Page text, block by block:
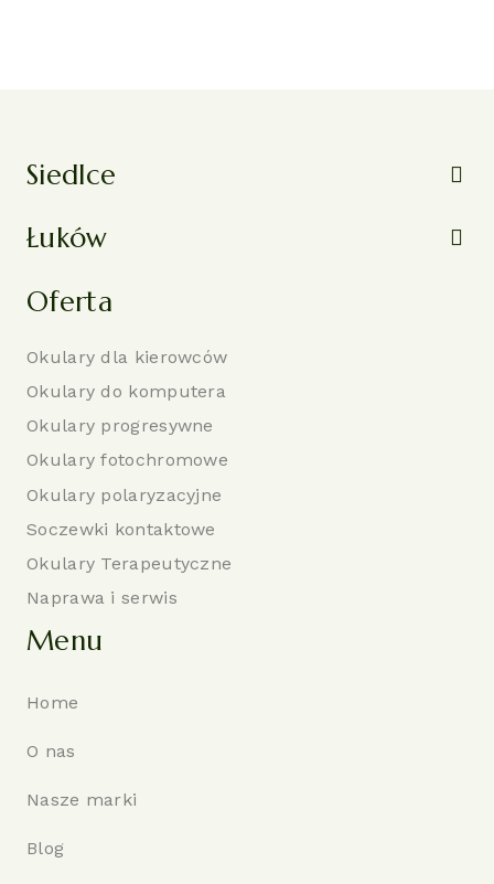
Siedlce
Łuków
Oferta
Okulary dla kierowców
Okulary do komputera
Okulary progresywne
Okulary fotochromowe
Okulary polaryzacyjne
Soczewki kontaktowe
Okulary Terapeutyczne
Naprawa i serwis
Menu
Home
O nas
Nasze marki
Blog